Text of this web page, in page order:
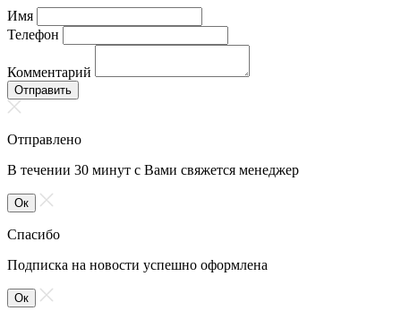
Имя
Телефон
Комментарий
Отправить
Отправлено
В течении 30 минут с Вами свяжется менеджер
Ок
Спасибо
Подписка на новости успешно оформлена
Ок